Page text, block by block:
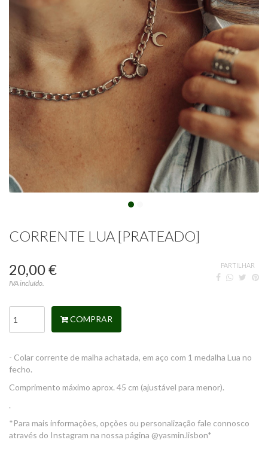
CORRENTE LUA [PRATEADO]
20,00 €
IVA incluído.
PARTILHAR
COMPRAR
- Colar corrente de malha achatada, em aço com 1 medalha Lua no
fecho.
Comprimento máximo aprox. 45 cm (ajustável para menor).
.
*Para mais informações, opções ou personalização fale connosco
através do Instagram na nossa página @yasmin.lisbon*